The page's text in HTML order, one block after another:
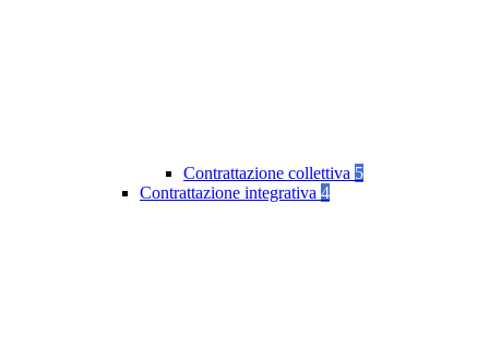
Contrattazione collettiva 5
Contrattazione integrativa 4